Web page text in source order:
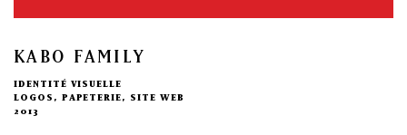
KABO FAMILY
IDENTITÉ VISUELLE
LOGOS, PAPETERIE, SITE WEB
2013